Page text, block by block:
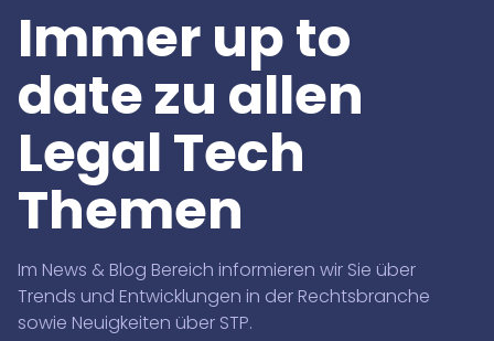
Lösungen
Für
Immer up to
date zu allen
Legal Tech
Themen
Im News & Blog Bereich informieren wir Sie über
Trends und Entwicklungen in der Rechtsbranche
sowie Neuigkeiten über STP.